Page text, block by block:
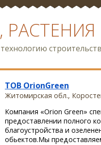
РАСТЕНИЯ
ТОВ OrionGreen
Житомирская обл.,
Компания «Orion Green»
предоставлении полного
благоустройства и
обьектов.Мы